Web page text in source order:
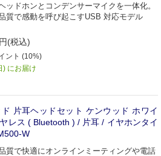
ッドホンとコンデンサーマイクを一体化。
質で感動を呼び起こすUSB 対応モデル
円(税込)
ント (10%)
) にお届け
片耳ヘッドセット ケンウッド ホワイ
レス ( Bluetooth ) / 片耳 / イヤホンタイ
W
質で快適にオンラインミーティングや電話